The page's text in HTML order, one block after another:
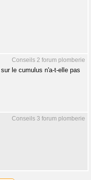
Conseils 2 forum plomberie
le cumulus n'a-t-elle pas
Conseils 3 forum plomberie